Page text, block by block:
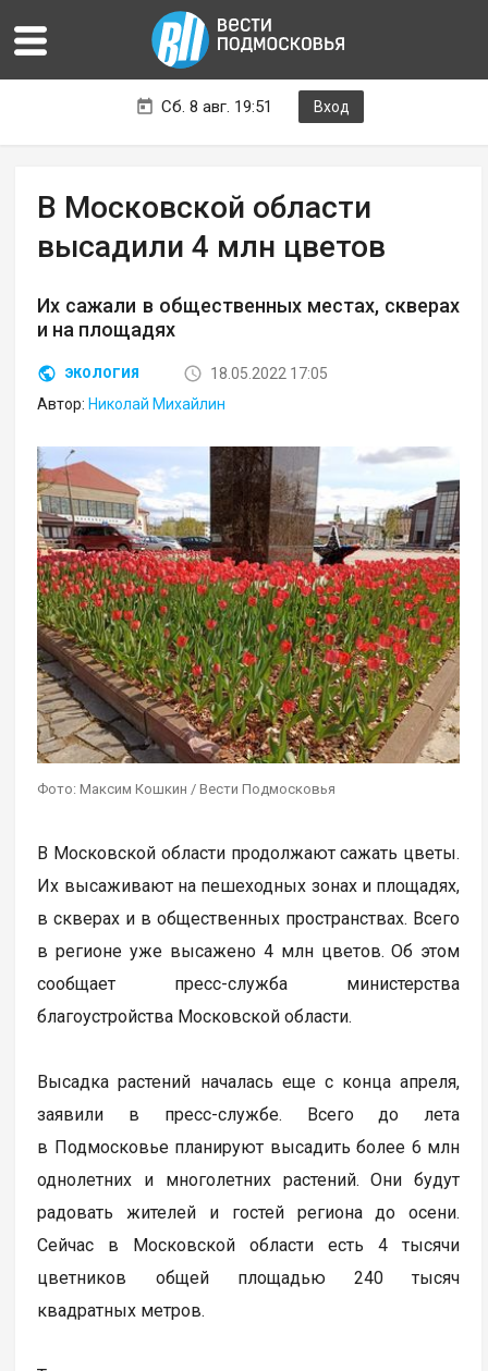
Сб. 8 авг. 19:51 Вход
В Московской области
высадили 4 млн цветов
Их сажали в общественных местах, скверах
и на площадях
ЭКОЛОГИЯ
18.05.2022 17:05
Автор: Николай Михайлин
Фото: Максим Кошкин / Вести Подмосковья
В Московской области продолжают сажать цветы.
Их высаживают на пешеходных зонах и площадях,
в скверах и в общественных пространствах. Всего
в регионе уже высажено 4 млн цветов. Об этом
сообщает пресс-служба министерства
благоустройства Московской области.
Высадка растений началась еще с конца апреля,
заявили в пресс-службе. Всего до лета
в Подмосковье планируют высадить более 6 млн
однолетних и многолетних растений. Они будут
радовать жителей и гостей региона до осени.
Сейчас в Московской области есть 4 тысячи
цветников общей площадью 240 тысяч
квадратных метров.